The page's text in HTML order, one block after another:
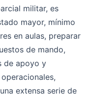
militar, es
mayor, mínimo
en aulas, preparar
de mando,
de apoyo y
extensa serie de